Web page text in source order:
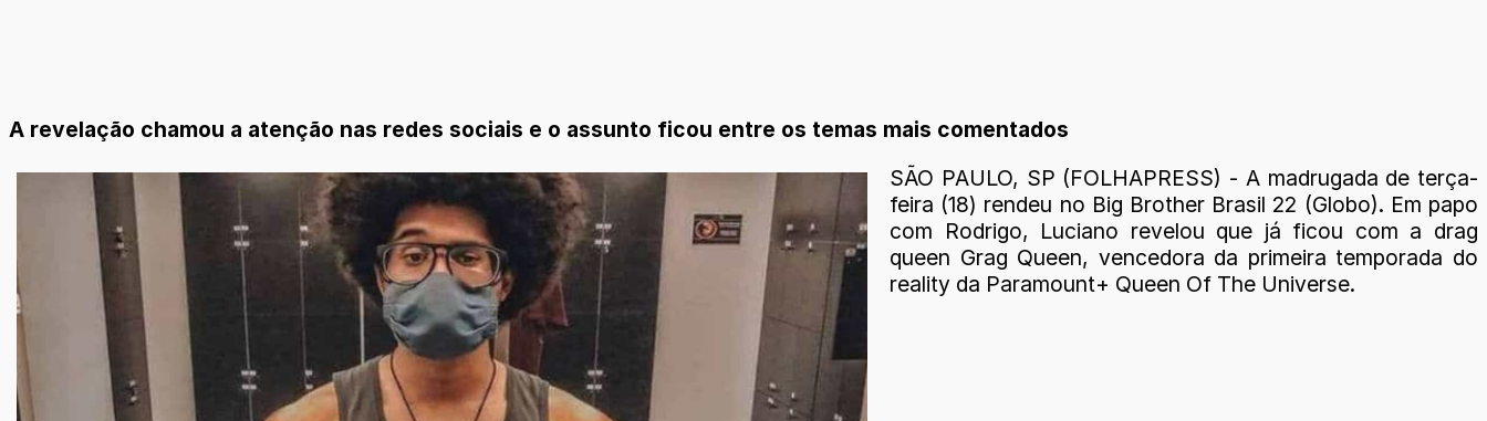
A revelação chamou a atenção nas redes sociais e o assunto ficou entre os temas mais comentados
SÃO PAULO, SP (FOLHAPRESS) - A madrugada de terça-
feira (18) rendeu no Big Brother Brasil 22 (Globo). Em papo
com Rodrigo, Luciano revelou que já ficou com a drag
queen Grag Queen, vencedora da primeira temporada do
reality da Paramount+ Queen Of The Universe.